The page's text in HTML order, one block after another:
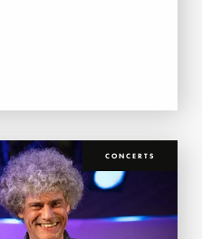
CONCERTS